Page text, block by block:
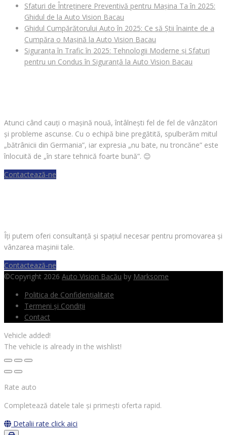
Sfaturi de Întreținere Preventivă pentru Mașina Ta în 2025:
Ghidul de la Auto Vision Bacau
Ghidul Cumpărătorului Auto în 2025: Ce să Știi înainte de a
Cumpăra o Mașină la Auto Vision Bacau
Siguranța în Trafic în 2025: Tehnologii Moderne și Sfaturi
pentru un Condus în Siguranță la Auto Vision Bacau
Atunci când cauți o mașină nouă, întâlnești fel de fel de vânzători
și probleme ascunse. Cu o echipă bine pregătită, spulberăm mitul
„bătrânicii din Germania”, iar expresia „nu bate, nu troncăne” este
înlocuită de „în stare tehnică foarte bună”. 😊
Contactează-ne
Îți putem oferi consultanță și spațiul necesar pentru promovarea și
vânzarea mașinii tale.
Contactează-ne
©Copyright 2026 Auto Vision Bacău by Marksome
Politica de Confidențialitate
Termeni și Condiții
Contact
Vehicle added!
The vehicle is already in the wishlist!
Rate auto
Completează datele tale și primești oferta rapid.
Detalii rate click aici